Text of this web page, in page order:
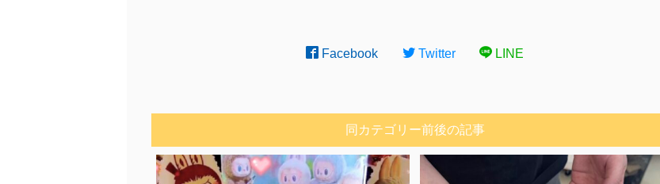
Facebook Twitter LINE
同カテゴリー前後の記事